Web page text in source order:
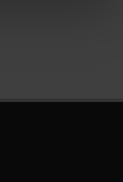
dei dati web,
o che hanno